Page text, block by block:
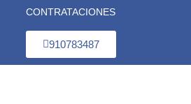
CONTRATACIONES
910783487